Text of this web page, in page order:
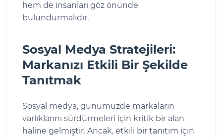
hem de insanları göz önünde
bulundurmalıdır.
Sosyal Medya Stratejileri:
Markanızı Etkili Bir Şekilde
Tanıtmak
Sosyal medya, günümüzde markaların
varlıklarını sürdürmeleri için kritik bir alan
haline gelmiştir. Ancak, etkili bir tanıtım için